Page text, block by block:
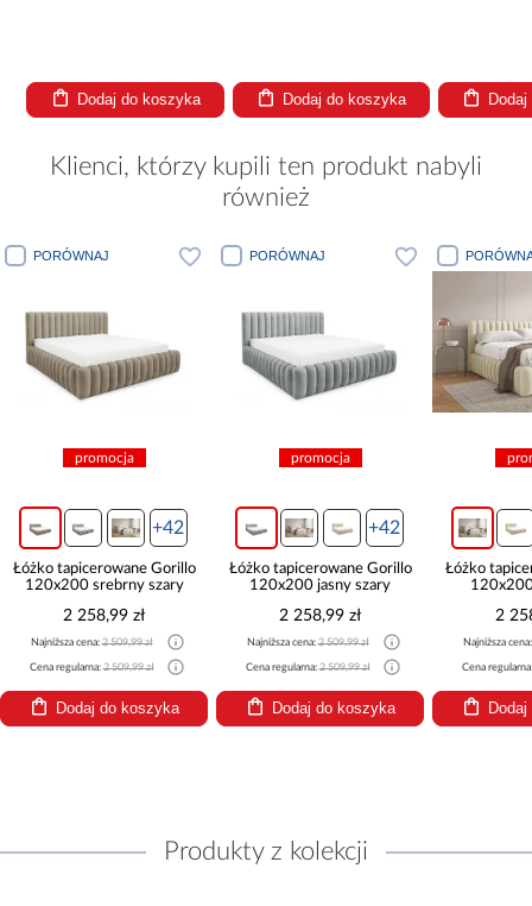
Dodaj do koszyka Dodaj do koszyka
Klienci, którzy kupili ten produkt nabyli
również
PORÓWNAJ
promocja
+42
Łóżko tapicerowane Gorillo
120x200 jasny szary
2 258,99 zł
Najniższa cena:2 509,99 zł
Cena regularna:2 509,99 zł
Dodaj do koszyka
PORÓWNAJ
promocja
+42
Łóżko tapicerowane Gorillo
120x200 kremowy
2 258,99 zł
Najniższa cena:2 509,99 zł
Cena regularna:2 509,99 zł
Dodaj do koszyka
Łóżko
2
Najniższa
Cena
Produkty z kolekcji